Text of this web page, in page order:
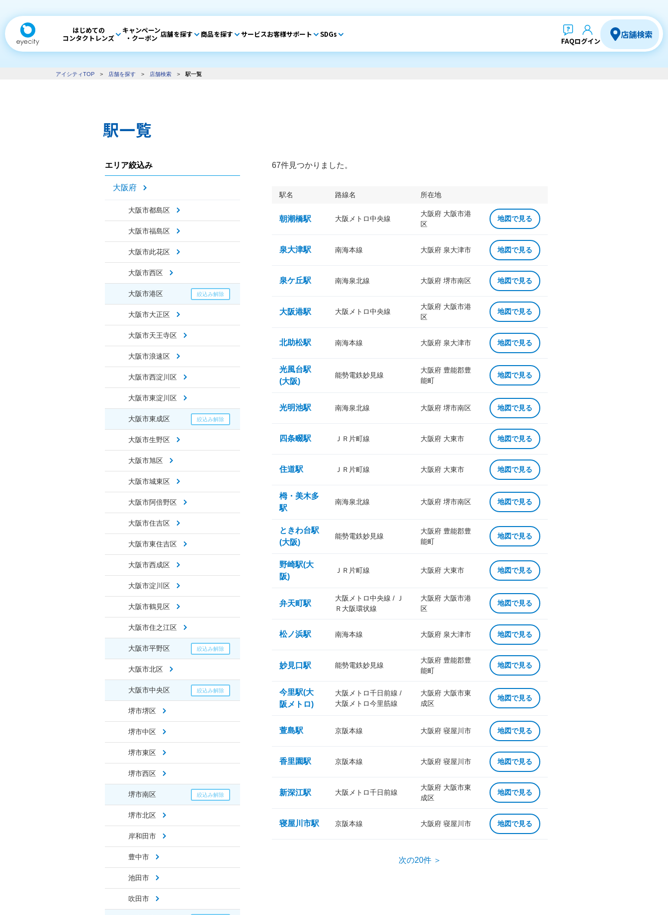
はじめての
コンタクトレンズ
キャンペーン
・クーポン 店舗を探す 商品を探す サービスお客様サポート SDGs
FAQログイン
店舗検索
アイシティTOP > 店舗を探す > 店舗検索 > 駅一覧
駅一覧
エリア絞込み
大阪府
大阪市都島区
大阪市福島区
大阪市此花区
大阪市西区
大阪市港区
大阪市大正区
大阪市天王寺区
大阪市浪速区
大阪市西淀川区
大阪市東淀川区
大阪市東成区
大阪市生野区
大阪市旭区
大阪市城東区
大阪市阿倍野区
大阪市住吉区
大阪市東住吉区
大阪市西成区
大阪市淀川区
大阪市鶴見区
大阪市住之江区
大阪市平野区
大阪市北区
大阪市中央区
堺市堺区
堺市中区
堺市東区
堺市西区
堺市南区
堺市北区
岸和田市
豊中市
池田市
吹田市
67件見つかりました。
駅名 路線名 所在地
朝潮橋駅 大阪メトロ中央線
大阪府 大阪市港
区
地図で見る
泉大津駅 南海本線 大阪府 泉大津市 地図で見る
泉ケ丘駅 南海泉北線 大阪府 堺市南区 地図で見る
大阪港駅 大阪メトロ中央線
大阪府 大阪市港
区
地図で見る
北助松駅 南海本線 大阪府 泉大津市 地図で見る
光風台駅
(大阪)
能勢電鉄妙見線
大阪府 豊能郡豊
能町
地図で見る
光明池駅 南海泉北線 大阪府 堺市南区 地図で見る
四条畷駅 ＪＲ片町線 大阪府 大東市 地図で見る
住道駅 ＪＲ片町線 大阪府 大東市 地図で見る
栂・美木多
駅
南海泉北線 大阪府 堺市南区 地図で見る
ときわ台駅
(大阪)
能勢電鉄妙見線
大阪府 豊能郡豊
能町
地図で見る
野崎駅(大
阪)
ＪＲ片町線 大阪府 大東市 地図で見る
弁天町駅
大阪メトロ中央線 / Ｊ
Ｒ大阪環状線
大阪府 大阪市港
区
地図で見る
松ノ浜駅 南海本線 大阪府 泉大津市 地図で見る
妙見口駅 能勢電鉄妙見線
大阪府 豊能郡豊
能町
地図で見る
今里駅(大
阪メトロ)
大阪メトロ千日前線 /
大阪メトロ今里筋線
大阪府 大阪市東
成区
地図で見る
萱島駅 京阪本線 大阪府 寝屋川市 地図で見る
香里園駅 京阪本線 大阪府 寝屋川市 地図で見る
新深江駅 大阪メトロ千日前線
大阪府 大阪市東
成区
地図で見る
寝屋川市駅 京阪本線 大阪府 寝屋川市 地図で見る
次の20件 ＞